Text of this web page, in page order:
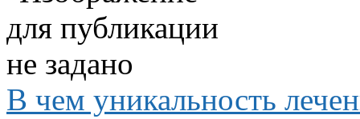
В чем уникальность